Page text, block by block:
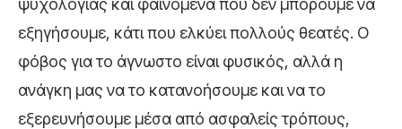
ψυχολογίας και φαινόμενα που δεν μπορούμε να
εξηγήσουμε, κάτι που ελκύει πολλούς θεατές. Ο
φόβος για το άγνωστο είναι φυσικός, αλλά η
ανάγκη μας να το κατανοήσουμε και να το
εξερευνήσουμε μέσα από ασφαλείς τρόπους,